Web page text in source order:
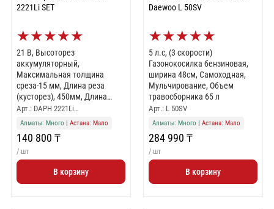
2221Li SET
★★★★★
21 В, Высоторез
аккумуляторный,
Максимальная толщина
среза-15 мм, Длина реза
(кусторез), 450мм, Длина
шины 20/8 (см/дюйм), Шаг
цепи 3/8" (1АКБ 5АЧ и ЗУ в
Арт.: DAPH 2221Li…
Алматы: Много Астана: Мало
140 800 ₸
/ шт
В корзину
Daewoo L 50SV
★★★★★
5 л.с, (3 скорости)
Газонокосилка бензиновая,
ширина 48см, Самоходная,
Мульчирование, Объем
травосборника 65 л
Арт.: L 50SV
Алматы: Много Астана: Мало
284 990 ₸
/ шт
В корзину